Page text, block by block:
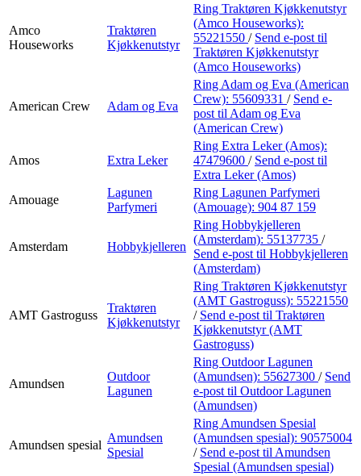
Amco
Houseworks
Traktøren
Kjøkkenutstyr
Ring Traktøren Kjøkkenutstyr
(Amco Houseworks):
55221550 / Send e-post til
Traktøren Kjøkkenutstyr
(Amco Houseworks)
American Crew Adam og Eva
Ring Adam og Eva (American
Crew): 55609331 / Send e-
post til Adam og Eva
(American Crew)
Amos Extra Leker
Ring Extra Leker (Amos):
47479600 / Send e-post til
Extra Leker (Amos)
Amouage
Lagunen
Parfymeri
Ring Lagunen Parfymeri
(Amouage): 904 87 159
Amsterdam Hobbykjelleren
Ring Hobbykjelleren
(Amsterdam): 55137735 /
Send e-post til Hobbykjelleren
(Amsterdam)
AMT Gastroguss
Traktøren
Kjøkkenutstyr
Ring Traktøren Kjøkkenutstyr
(AMT Gastroguss): 55221550
/ Send e-post til Traktøren
Kjøkkenutstyr (AMT
Gastroguss)
Amundsen
Outdoor
Lagunen
Ring Outdoor Lagunen
(Amundsen): 55627300 / Send
e-post til Outdoor Lagunen
(Amundsen)
Amundsen spesial
Amundsen
Spesial
Ring Amundsen Spesial
(Amundsen spesial): 90575004
/ Send e-post til Amundsen
Spesial (Amundsen spesial)